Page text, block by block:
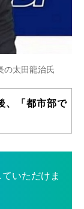
の太田龍治氏
、「都市部で
いただけま